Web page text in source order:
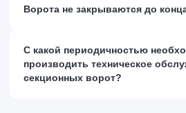
Ворота не закрываются до
С какой периодичностью
производить техническое
секционных ворот?